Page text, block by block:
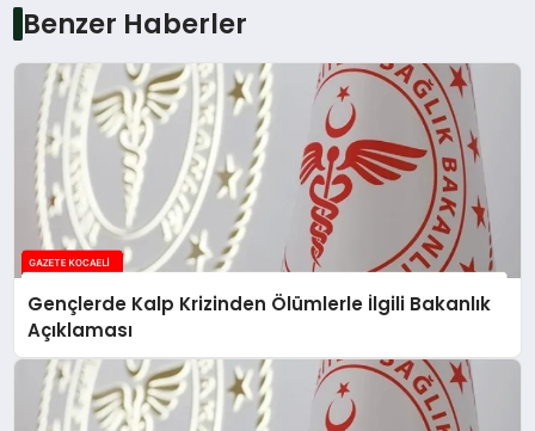
Benzer Haberler
Gençlerde Kalp Krizinden Ölümlerle İlgili Bakanlık
Açıklaması